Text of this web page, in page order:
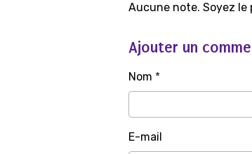
Aucune note. Soyez
Ajouter un
Nom
E-mail